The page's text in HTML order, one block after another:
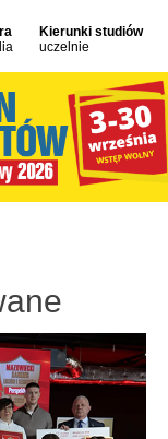
Kierunki studiów
uczelnie